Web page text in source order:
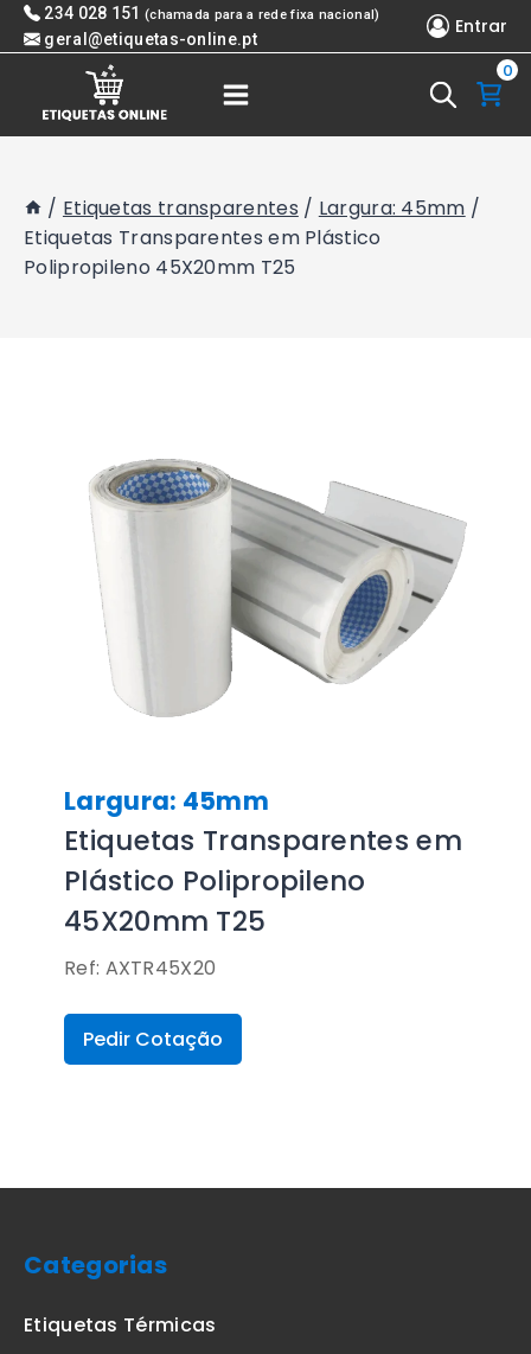
Skip 234 028 151 (chamada para a rede fixa nacional)
geral@etiquetas-online.pt
Entrar
0
/ Etiquetas transparentes / Largura: 45mm /
Etiquetas Transparentes em Plástico
Polipropileno 45X20mm T25
Largura: 45mm
Etiquetas Transparentes em
Plástico Polipropileno
45X20mm T25
Ref: AXTR45X20
Pedir Cotação
Categorias
Etiquetas Térmicas